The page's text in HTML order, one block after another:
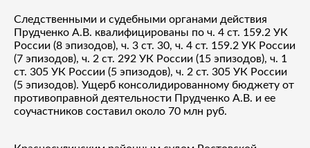
Следственными и судебными органами действия
Прудченко А.В. квалифицированы по ч. 4 ст. 159.2 УК
России (8 эпизодов), ч. 3 ст. 30, ч. 4 ст. 159.2 УК России
(7 эпизодов), ч. 2 ст. 292 УК России (15 эпизодов), ч. 1
ст. 305 УК России (5 эпизодов), ч. 2 ст. 305 УК России
(5 эпизодов). Ущерб консолидированному бюджету от
противоправной деятельности Прудченко А.В. и ее
соучастников составил около 70 млн руб.